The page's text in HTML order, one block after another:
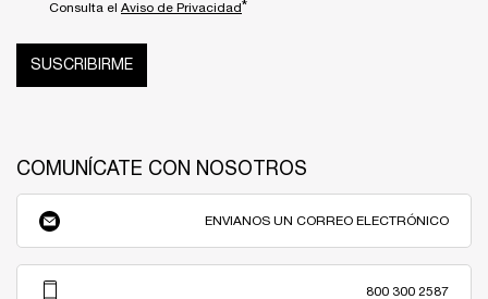
Consulta el Aviso de Privacidad*
SUSCRIBIRME
COMUNÍCATE CON NOSOTROS
ENVIANOS UN CORREO ELECTRÓNICO
800 300 2587